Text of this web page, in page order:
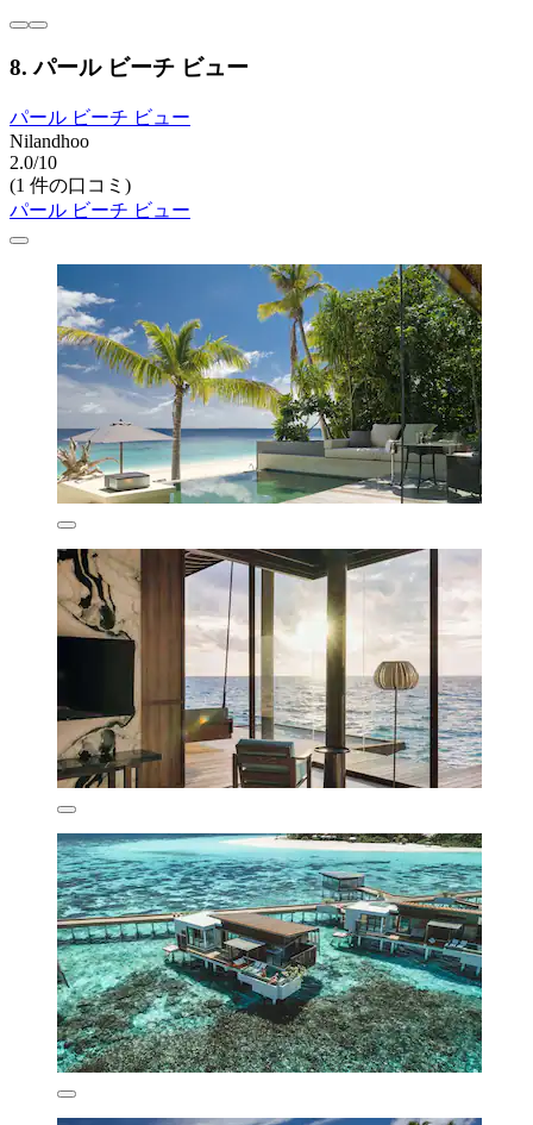
8. パール ビーチ ビュー
パール ビーチ ビュー
Nilandhoo
2.0/10
(1 件の口コミ)
パール ビーチ ビュー